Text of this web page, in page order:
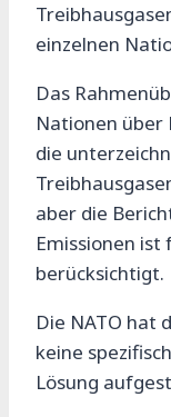
einzelnen
Das
Nationen
die
aber die
Emissionen
berücksichtigt.
Die NATO hat
keine
Lösung